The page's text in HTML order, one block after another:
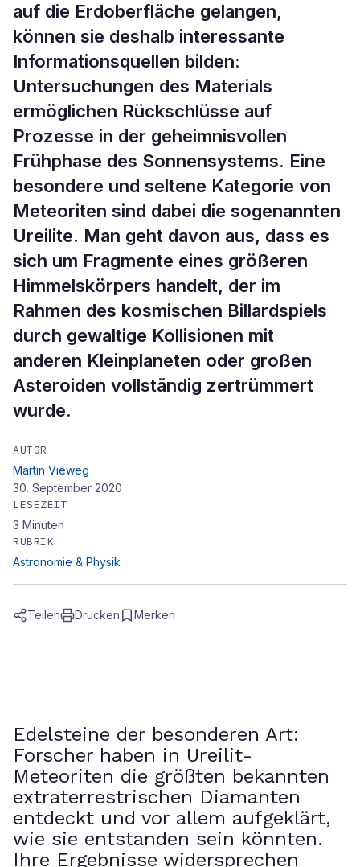
auf die Erdoberfläche gelangen,
können sie deshalb interessante
Informationsquellen bilden:
Untersuchungen des Materials
ermöglichen Rückschlüsse auf
Prozesse in der geheimnisvollen
Frühphase des Sonnensystems. Eine
besondere und seltene Kategorie von
Meteoriten sind dabei die sogenannten
Ureilite. Man geht davon aus, dass es
sich um Fragmente eines größeren
Himmelskörpers handelt, der im
Rahmen des kosmischen Billardspiels
durch gewaltige Kollisionen mit
anderen Kleinplaneten oder großen
Asteroiden vollständig zertrümmert
wurde.
AUTOR
Martin Vieweg
30. September 2020
LESEZEIT
3 Minuten
RUBRIK
Astronomie & Physik
Teilen Drucken Merken
Edelsteine der besonderen Art:
Forscher haben in Ureilit-
Meteoriten die größten bekannten
extraterrestrischen Diamanten
entdeckt und vor allem aufgeklärt,
wie sie entstanden sein könnten.
Ihre Ergebnisse widersprechen